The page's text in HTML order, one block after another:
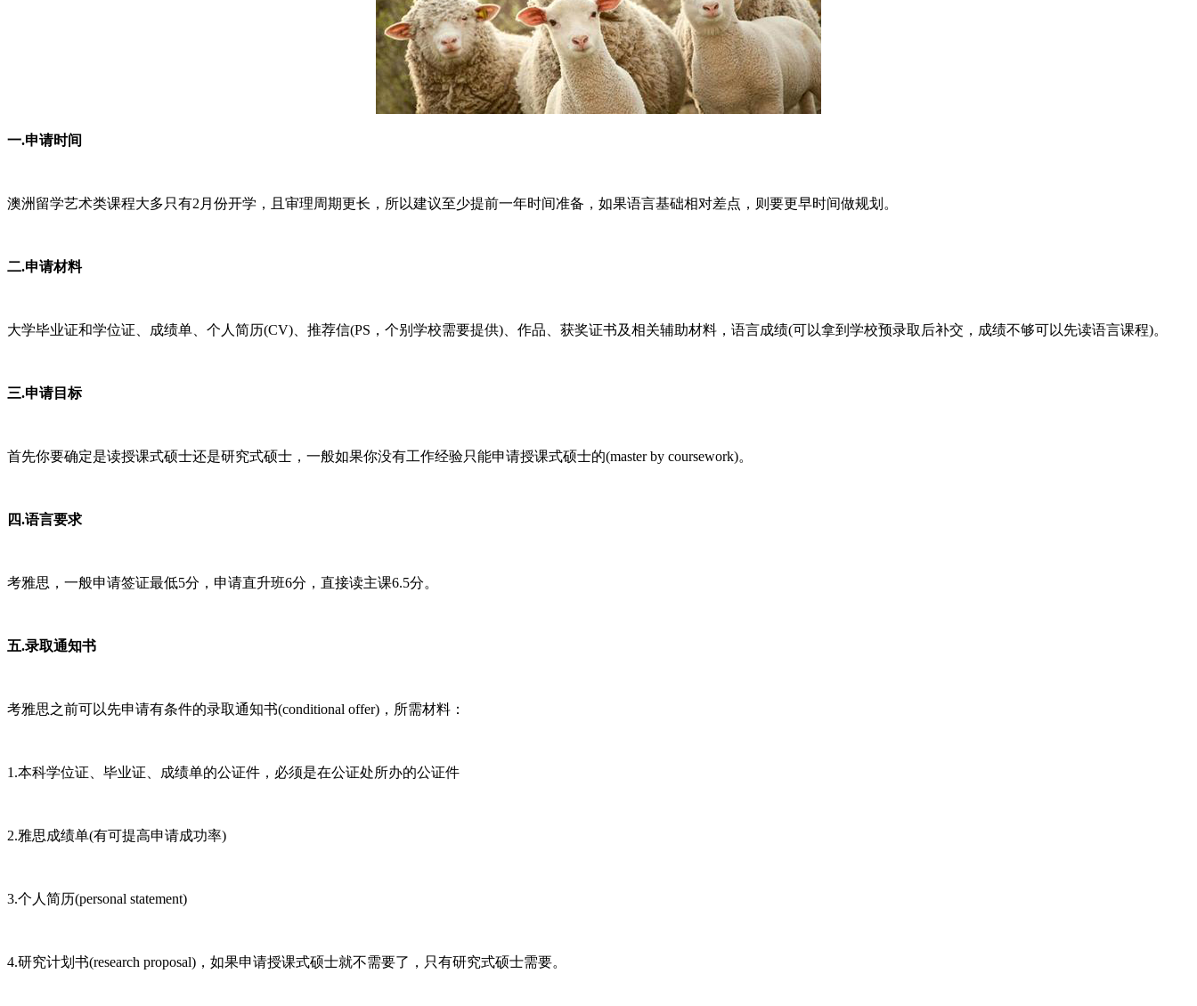
一.申请时间
澳洲留学艺术类课程大多只有2月份开学，且审理周期更长，所以建议至少提前一年时间准备，如果语言基础相对差点，则要更早时间做规划。
二.申请材料
大学毕业证和学位证、成绩单、个人简历(CV)、推荐信(PS，个别学校需要提供)、作品、获奖证书及相关辅助材料，语言成绩(可以拿到学校预录取后补交，成绩不够可以先读语言课程)。
三.申请目标
首先你要确定是读授课式硕士还是研究式硕士，一般如果你没有工作经验只能申请授课式硕士的(master by coursework)。
四.语言要求
考雅思，一般申请签证最低5分，申请直升班6分，直接读主课6.5分。
五.录取通知书
考雅思之前可以先申请有条件的录取通知书(conditional offer)，所需材料：
1.本科学位证、毕业证、成绩单的公证件，必须是在公证处所办的公证件
2.雅思成绩单(有可提高申请成功率)
3.个人简历(personal statement)
4.研究计划书(research proposal)，如果申请授课式硕士就不需要了，只有研究式硕士需要。